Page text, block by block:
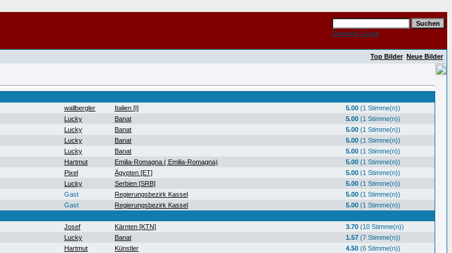
Erweiterte Suche
Top Bilder Neue Bilder
wallbergler Italien [I] 5.00 (1 Stimme(n))
Lucky Banat 5.00 (1 Stimme(n))
Lucky Banat 5.00 (1 Stimme(n))
Lucky Banat 5.00 (1 Stimme(n))
Lucky Banat 5.00 (1 Stimme(n))
Hartmut Emilia-Romagna ( Emilia-Romagna) 5.00 (1 Stimme(n))
Pixel Ägypten [ET] 5.00 (1 Stimme(n))
Lucky Serbien [SRB] 5.00 (1 Stimme(n))
Gast Regierungsbezirk Kassel 5.00 (1 Stimme(n))
Gast Regierungsbezirk Kassel 5.00 (1 Stimme(n))
Josef Kärnten [KTN] 3.70 (10 Stimme(n))
Lucky Banat 1.57 (7 Stimme(n))
Hartmut Künstler 4.50 (6 Stimme(n))